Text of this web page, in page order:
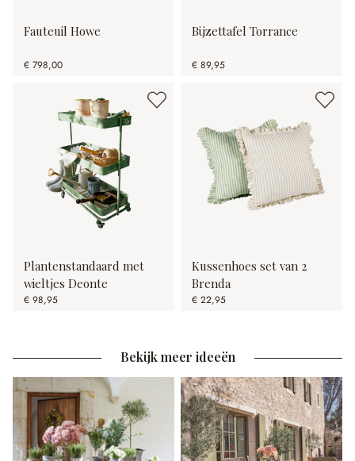
Fauteuil Howe
€ 798,00
Bijzettafel Torrance
€ 89,95
Plantenstandaard met
wieltjes Deonte
€ 98,95
Kussenhoes set van 2
Brenda
€ 22,95
Bekijk meer ideeën